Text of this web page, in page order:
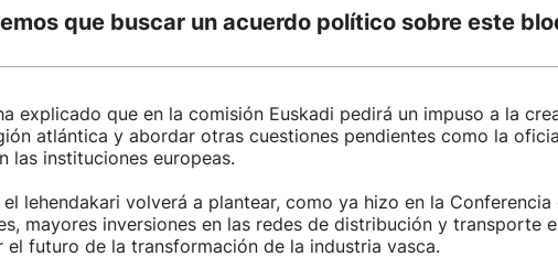
que buscar un acuerdo político sobre este
explicado que en la comisión Euskadi pedirá un impuso a la
atlántica y abordar otras cuestiones pendientes como la
las instituciones europeas.
lehendakari volverá a plantear, como ya hizo en la Conferencia
mayores inversiones en las redes de distribución y transporte
el futuro de la transformación de la industria vasca.